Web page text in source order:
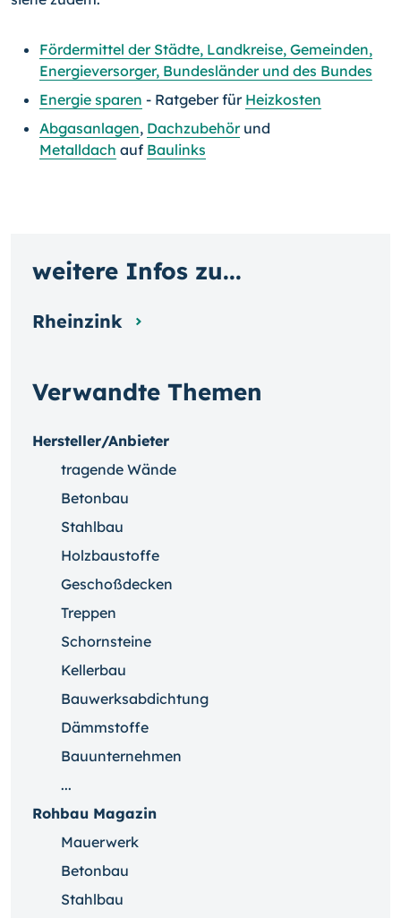
Fördermittel der Städte, Landkreise, Gemeinden,
Energieversorger, Bundesländer und des Bundes
Energie sparen - Ratgeber für Heizkosten
Abgasanlagen, Dachzubehörund
Metalldach auf Baulinks
Verwandte Themen
Hersteller/Anbieter
tragende Wände
Betonbau
Stahlbau
Holzbaustoffe
Geschoßdecken
Treppen
Schornsteine
Kellerbau
Bauwerksabdichtung
Dämmstoffe
Bauunternehmen
...
Rohbau Magazin
Mauerwerk
Betonbau
Stahlbau
weitere Infos zu...
Rheinzink